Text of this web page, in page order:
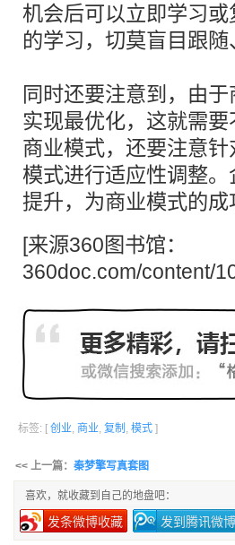
机会后可以立即学习
的学习，切莫盲目跟随
同时还要注意到，由
实现最优化，这就需
商业模式，还要注意
模式进行适应性调整
提升，为商业模式的
[来源360图书馆：
360doc.com/content/
标签: [ 创业, 商业, 复制 , 模式 ]
<< 上一篇： 秦梦擎写真套图
喜欢，就收藏到自己的地盘吧：
发条微博收藏 发到腾讯微博